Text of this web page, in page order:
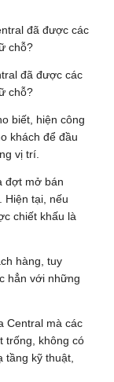
đã được các
chỗ?
biết, hiện công
khách để đầu
vị trí.
đợt mở bán
Hiện tại, nếu
chiết khấu là
hàng, tuy
hẳn với những
Central mà các
trống, không có
tầng kỹ thuật,